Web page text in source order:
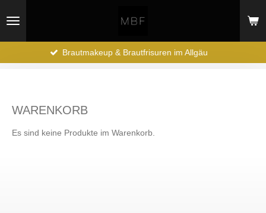
Hauptinhalt
Brautmakeup & Brautfrisuren im Allgäu
WARENKORB
Es sind keine Produkte im Warenkorb.